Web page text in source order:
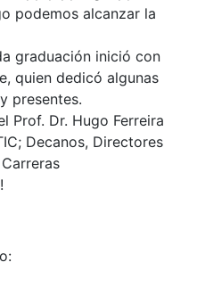
podemos alcanzar la
graduación inició con
quien dedicó algunas
presentes.
Prof. Dr. Hugo Ferreira
Decanos, Directores